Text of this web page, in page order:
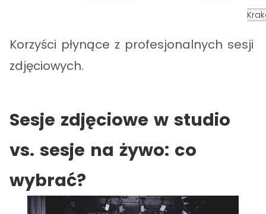
Korzyści płynące z profesjonalnych sesji
zdjęciowych.
Sesje zdjęciowe w studio
vs. sesje na żywo: co
wybrać?